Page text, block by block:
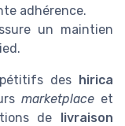
adhérence.
un maintien
des hirica
marketplace et
de livraison